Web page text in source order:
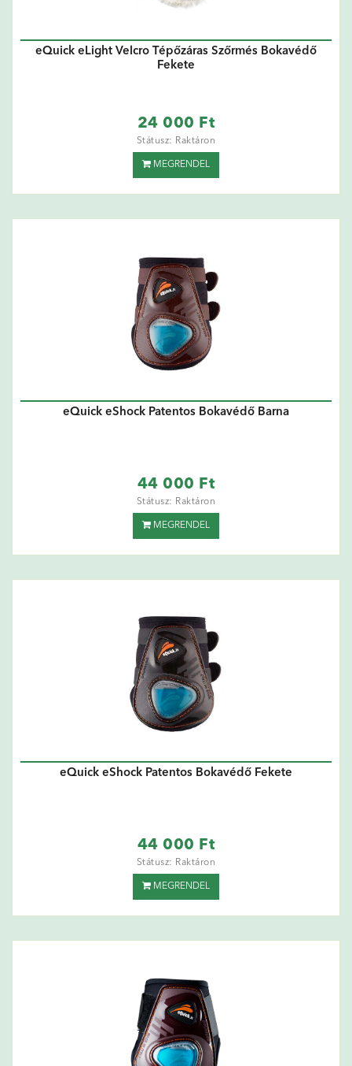
eQuick eLight Velcro Tépőzáras Szőrmés Bokavédő
Fekete
24 000 Ft
Státusz: Raktáron
MEGRENDEL
eQuick eShock Patentos Bokavédő Barna
44 000 Ft
Státusz: Raktáron
MEGRENDEL
eQuick eShock Patentos Bokavédő Fekete
44 000 Ft
Státusz: Raktáron
MEGRENDEL